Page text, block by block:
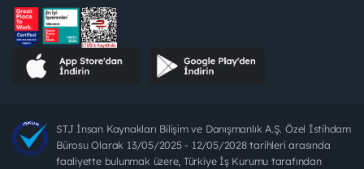
STJ İnsan Kaynakları Bilişim ve Danışmanlık A.Ş. Özel İstihdam
Bürosu Olarak 13/05/2025 - 12/05/2028 tarihleri arasında
faaliyette bulunmak üzere, Türkiye İş Kurumu tarafından